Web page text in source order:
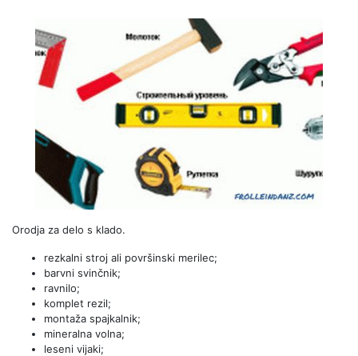
Orodja za delo s klado.
rezkalni stroj ali površinski merilec;
barvni svinčnik;
ravnilo;
komplet rezil;
montaža spajkalnik;
mineralna volna;
leseni vijaki;